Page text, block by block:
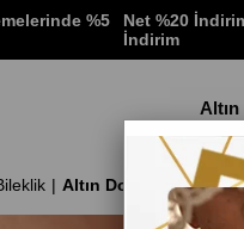
%5
Net %20
İndirim
Altın Dorika Toplu